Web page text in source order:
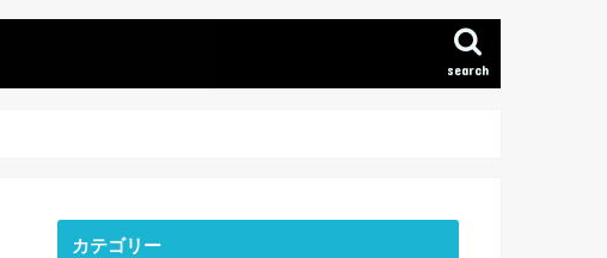
search
カテゴリー